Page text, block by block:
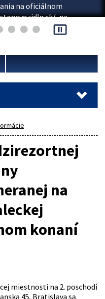
na oficiálnom
, na
overiť si...
pause_presentation
na
konaní
miestnosti na 2. poschodí
45, Bratislava sa